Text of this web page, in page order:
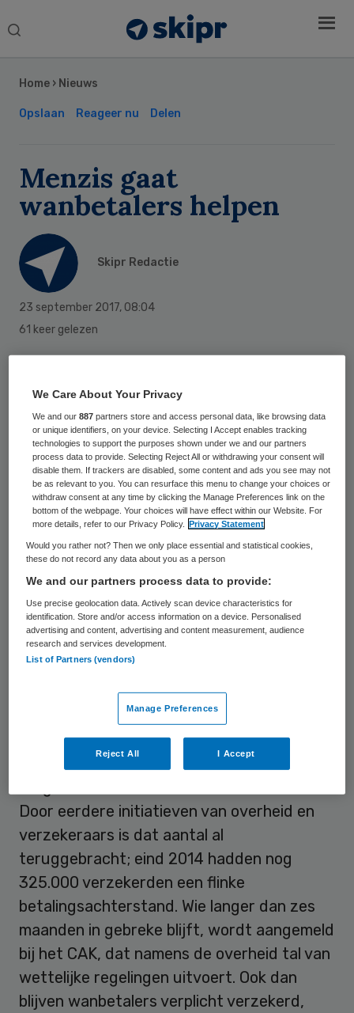
Search
Home › Nieuws
Opslaan Reageer nu Delen
Menzis gaat
wanbetalers helpen
Skipr Redactie
23 september 2017, 08:04
61 keer gelezen
een betalingsachterstand helpen. De eerste
vijfhonderd verzekerden die langer dan zes
maanden geen zorgpremie hebben betaald,
krijgen een aanbod voor het afbouwen van
hun schuld. Op termijn komt een veelvoud
van verzekerden met betalingsproblemen
daarvoor in aanmerking, aldus directeur
Henriëtte Setz van Menzis.
Samen met financieel bewindvoerder BFS
biedt Menzis een betalingsregeling aan
waarbij de schuld na twee jaar moet zijn
wanbetalers die al in een
schuldsaneringstraject zitten.
In Nederland staat een kwart miljoen
Door eerdere initiatieven van overheid en
verzekeraars is dat aantal al
teruggebracht; eind 2014 hadden nog
325.000 verzekerden een flinke
betalingsachterstand. Wie langer dan zes
maanden in gebreke blijft, wordt aangemeld
bij het CAK, dat namens de overheid tal van
wettelijke regelingen uitvoert. Ook dan
blijven wanbetalers verplicht verzekerd,
Sidebar
We Care About Your Privacy
We and our887 partners store and access personal data, like browsing data
or unique identifiers, on your device. Selecting I Accept enables tracking
technologies to support the purposes shown under we and our partners
process data to provide. Selecting Reject All or withdrawing your consent will
disable them. If trackers are disabled, some content and ads you see may not
be as relevant to you. You can resurface this menu to change your choices or
withdraw consent at any time by clicking the Manage Preferences link on the
bottom of the webpage. Your choices will have effect within our Website. For
more details, refer to our Privacy Policy.
Privacy Statement
Would you rather not? Then we only place essential and statistical cookies,
these do not record any data about you as a person
We and our partners process data to provide:
Use precise geolocation data. Actively scan device characteristics for
identification. Store and/or access information on a device. Personalised
advertising and content, advertising and content measurement, audience
research and services development.
List of Partners (vendors)
Manage Preferences
Reject All I Accept